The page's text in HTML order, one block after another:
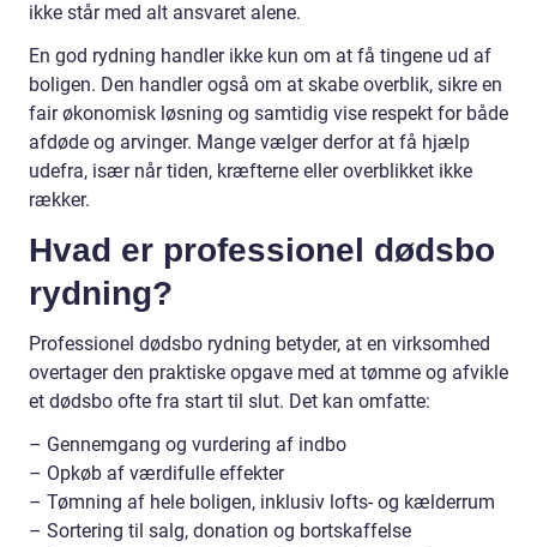
ikke står med alt ansvaret alene.
En god rydning handler ikke kun om at få tingene ud af
boligen. Den handler også om at skabe overblik, sikre en
fair økonomisk løsning og samtidig vise respekt for både
afdøde og arvinger. Mange vælger derfor at få hjælp
udefra, især når tiden, kræfterne eller overblikket ikke
rækker.
Hvad er professionel dødsbo
rydning?
Professionel dødsbo rydning betyder, at en virksomhed
overtager den praktiske opgave med at tømme og afvikle
et dødsbo ofte fra start til slut. Det kan omfatte:
– Gennemgang og vurdering af indbo
– Opkøb af værdifulle effekter
– Tømning af hele boligen, inklusiv lofts- og kælderrum
– Sortering til salg, donation og bortskaffelse